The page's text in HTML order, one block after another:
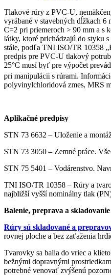
Tlakové rúry z PVC-U,
vyrábané v stavebných dĺžkach 6
C=2 pri priemeroch > 90 mm a s
látky, ktoré prichádzajú do styku
stále, podľa TNI ISO/TR 10358
predpis pre PVC-U tlakový
25°C musí byť pre výpočet
pri manipulácii s rúrami.
polyvinylchloridová zmes, MRS
Aplikačné predpisy
STN 73 6632 – Uloženie a
STN 73 3050 – Zemné práce.
STN 75 5401 – Vodárenstvo.
TNI ISO/TR 10358 – Rúry a
najbližší vyšší nominálny tlak
Balenie, preprava a
Rúry sú skladované a
rovnej ploche a bez zaťaženia
Tvarovky sa balia do vriec a
bežnými dopravnými
potrebné venovať zvýšenú